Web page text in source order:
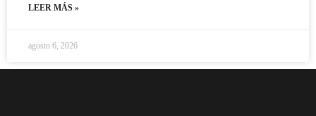
LEER MÁS »
agosto 6, 2026